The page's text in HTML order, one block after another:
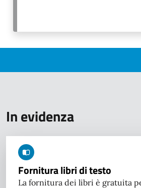
In evidenza
Fornitura libri di testo
La fornitura dei libri è gratuita